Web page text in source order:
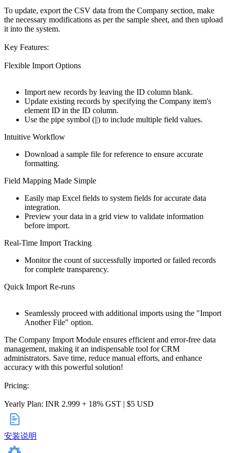
To update, export the CSV data from the Company section, make
the necessary modifications as per the sample sheet, and then upload
it into the system.
Key Features:
Flexible Import Options
Import new records by leaving the ID column blank.
Update existing records by specifying the Company item's
element ID in the ID column.
Use the pipe symbol (||) to include multiple field values.
Intuitive Workflow
Download a sample file for reference to ensure accurate
formatting.
Field Mapping Made Simple
Easily map Excel fields to system fields for accurate data
integration.
Preview your data in a grid view to validate information
before import.
Real-Time Import Tracking
Monitor the count of successfully imported or failed records
for complete transparency.
Quick Import Re-runs
Seamlessly proceed with additional imports using the "Import
Another File" option.
The Company Import Module ensures efficient and error-free data
management, making it an indispensable tool for CRM
administrators. Save time, reduce manual efforts, and enhance
accuracy with this powerful solution!
Pricing:
Yearly Plan: INR 2.999 + 18% GST | $5 USD
安装说明